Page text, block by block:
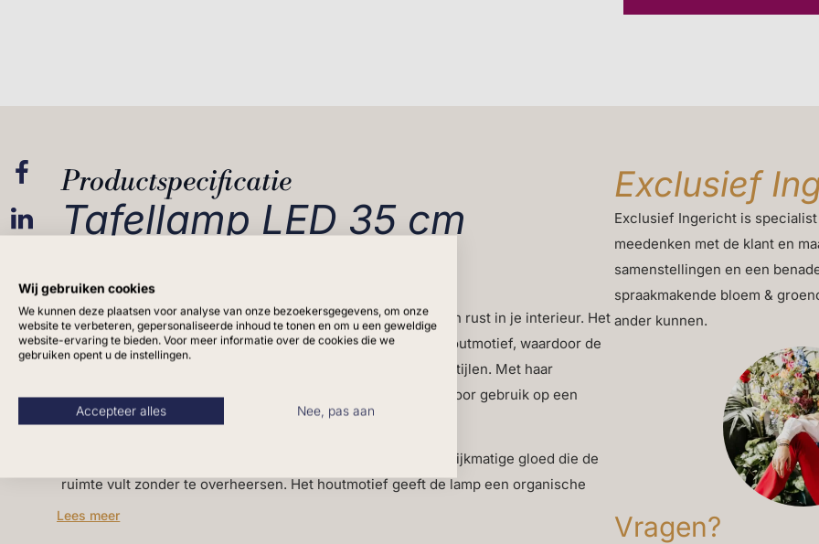
Productspecificatie
Tafellamp LED 35 cm
DeTafellamp LED 35 cm houtmotief beigebrengt warmte en rust in je interieur. Het
ontwerp combineert een zachte beige tint met een subtiel houtmotief, waardoor de
lamp zich moeiteloos voegt in natuurlijke en moderne woonstijlen. Met haar
compacte formaat van 35 cm hoog is deze tafellamp ideaal voor gebruik op een
nachtkastje, bijzettafel, dressoir of in een open wandkast.
De geïntegreerde LED-verlichting verspreidt een zachte, gelijkmatige gloed die de
ruimte vult zonder te overheersen. Het houtmotief geeft de lamp een organische
uitstraling, terwijl de beige tint zorgt voor een tijdloos karakter. Zo ontstaat een lamp
Lees meer
Exclusief
Exclusief Ingericht is
meedenken met de klant en
samenstellingen en een
spraakmakende bloem &
ander kunnen.
Vragen?
Wij gebruiken cookies
We kunnen deze plaatsen voor analyse van onze bezoekersgegevens, om onze
website te verbeteren, gepersonaliseerde inhoud te tonen en om u een geweldige
website-ervaring te bieden. Voor meer informatie over de cookies die we
gebruiken opent u de instellingen.
Accepteer alles Nee, pas aan